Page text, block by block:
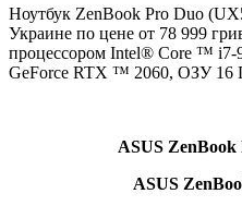
Ноутбук ZenBook Pro Duo
Украине по цене от 78 999
процессором Intel® Core ™
GeForce RTX ™ 2060, ОЗУ 16
ASUS
ASUS